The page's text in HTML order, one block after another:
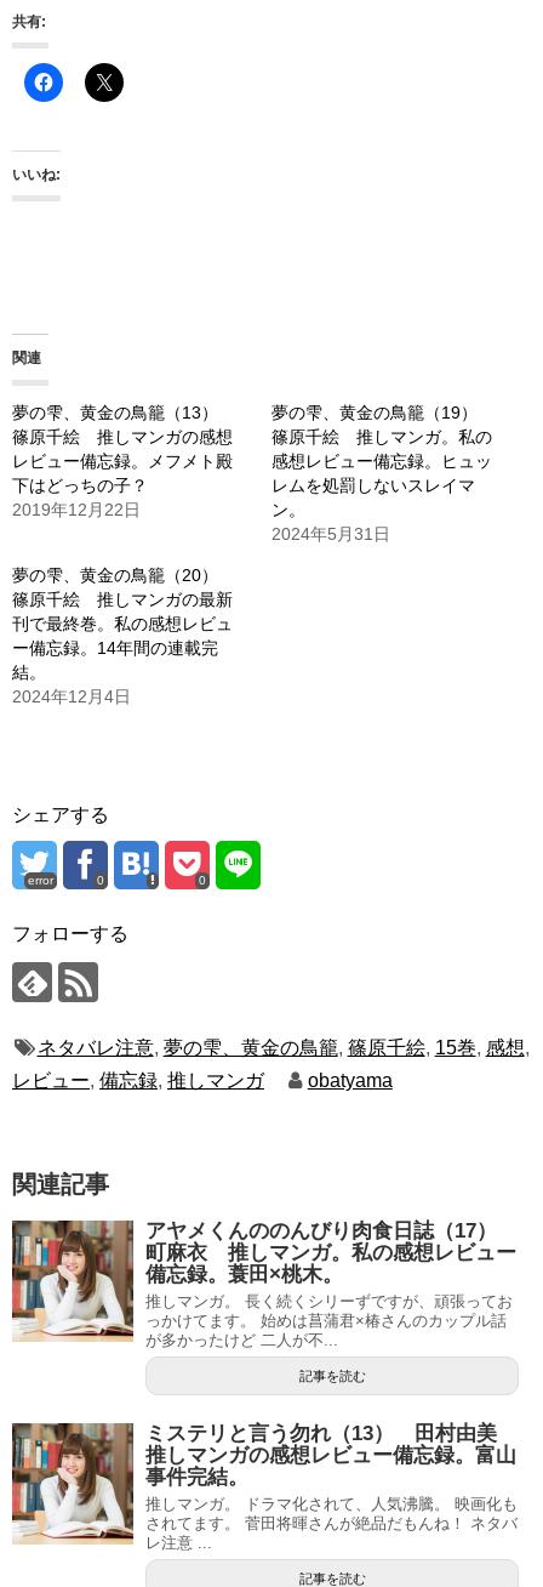
共有:
いいね:
関連
夢の雫、黄金の鳥籠（13）
篠原千絵 推しマンガの感想
レビュー備忘録。メフメト殿
下はどっちの子？
2019年12月22日
夢の雫、黄金の鳥籠（19）
篠原千絵 推しマンガ。私の
感想レビュー備忘録。ヒュッ
レムを処罰しないスレイマ
ン。
2024年5月31日
夢の雫、黄金の鳥籠（20）
篠原千絵 推しマンガの最新
刊で最終巻。私の感想レビュ
ー備忘録。14年間の連載完
結。
2024年12月4日
シェアする
error 0 0
フォローする
ネタバレ注意, 夢の雫、黄金の鳥籠, 篠原千絵, 15巻, 感想,
レビュー, 備忘録, 推しマンガ obatyama
関連記事
アヤメくんののんびり肉食日誌（17）
町麻衣 推しマンガ。私の感想レビュー
備忘録。蓑田×桃木。
推しマンガ。 長く続くシリーずですが、頑張ってお
っかけてます。 始めは菖蒲君×椿さんのカップル話
が多かったけど 二人が不...
記事を読む
ミステリと言う勿れ（13） 田村由美
推しマンガの感想レビュー備忘録。富山
事件完結。
推しマンガ。 ドラマ化されて、人気沸騰。 映画化も
されてます。 菅田将暉さんが絶品だもんね！ ネタバ
レ注意 ...
記事を読む